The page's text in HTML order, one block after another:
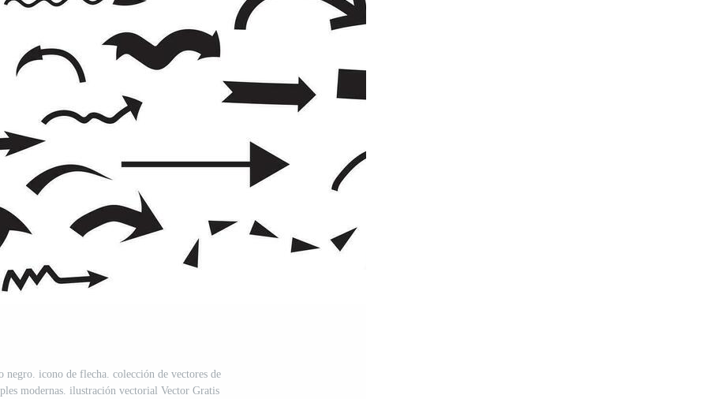
negro. icono de flecha. colección de vectores de
modernas. ilustración vectorial Vector Gratis